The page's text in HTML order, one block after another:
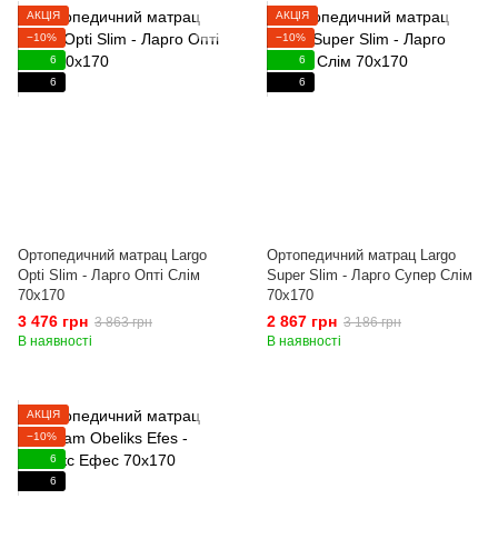
АКЦІЯ
−10%
6
6
Ортопедичний матрац Largo
Opti Slim - Ларго Опті Слім
70x170
3 476 грн 3 863 грн
В наявності
АКЦІЯ
−10%
6
6
Ортопедичний матрац Largo
Super Slim - Ларго Супер Слім
70x170
2 867 грн 3 186 грн
В наявності
АКЦІЯ
−10%
6
6